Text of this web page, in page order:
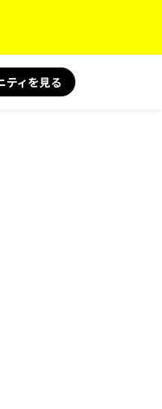
ティを見る